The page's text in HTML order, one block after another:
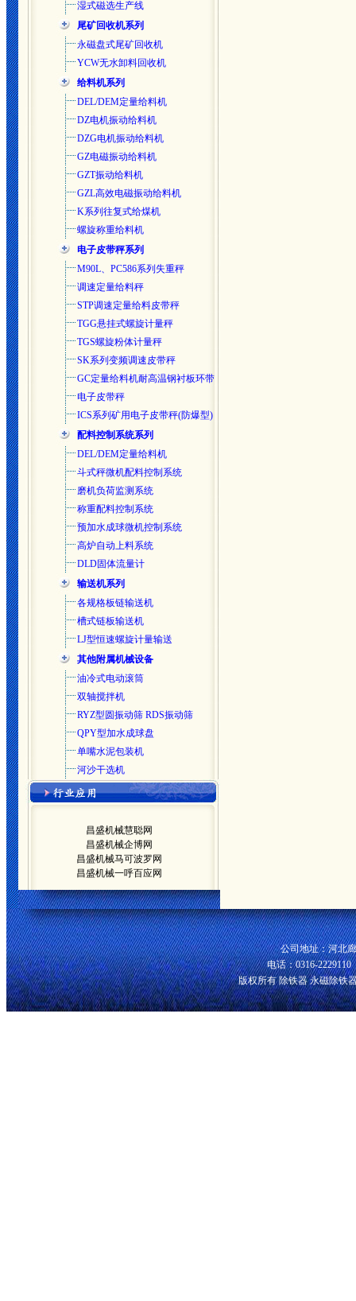
湿式磁选生产线
尾矿回收机系列
永磁盘式尾矿回收机
YCW无水卸料回收机
给料机系列
DEL/DEM定量给料机
DZ电机振动给料机
DZG电机振动给料机
GZ电磁振动给料机
GZT振动给料机
GZL高效电磁振动给料机
K系列往复式给煤机
螺旋称重给料机
电子皮带秤系列
M90L、PC586系列失重秤
调速定量给料秤
STP调速定量给料皮带秤
TGG悬挂式螺旋计量秤
TGS螺旋粉体计量秤
SK系列变频调速皮带秤
GC定量给料机耐高温钢衬板环带
电子皮带秤
ICS系列矿用电子皮带秤(防爆型)
配料控制系统系列
DEL/DEM定量给料机
斗式秤微机配料控制系统
磨机负荷监测系统
称重配料控制系统
预加水成球微机控制系统
高炉自动上料系统
DLD固体流量计
输送机系列
各规格板链输送机
槽式链板输送机
LJ型恒速螺旋计量输送
其他附属机械设备
油冷式电动滚筒
双轴搅拌机
RYZ型圆振动筛 RDS振动筛
QPY型加水成球盘
单嘴水泥包装机
河沙干选机
昌盛机械慧聪网
昌盛机械企博网
昌盛机械马可波罗网
昌盛机械一呼百应网
公司地址：河北
电话：0316-2229110
版权所有 除铁器 永磁除铁